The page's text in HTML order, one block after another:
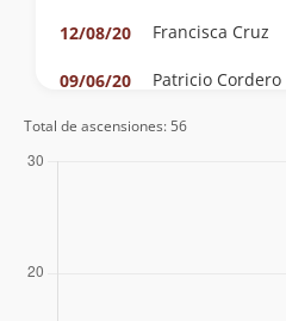
12/08/20 Francisca Cruz
09/06/20 Patricio Cordero
16/02/20 Felipe Trujillo
Total de ascensiones: 56